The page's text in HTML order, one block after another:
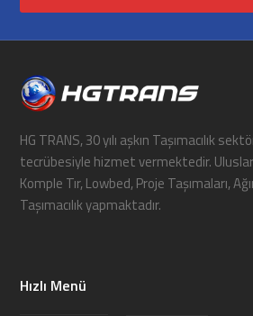
HG TRANS, 30 yılı aşkın Taşımacılık
tecrübesiyle hizmet vermektedir.
Komple Tır, Lowbed, Proje Taşımaları,
Taşımacılık yapmaktadır.
Hızlı Menü